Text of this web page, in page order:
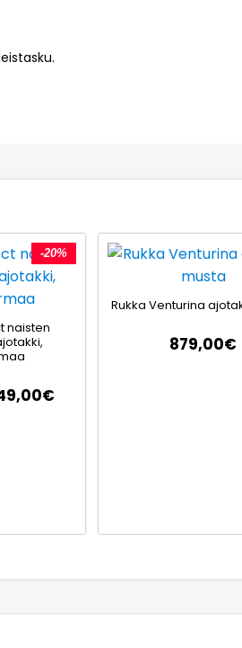
-20%
naisten
€
Rukka Venturina
879,00€